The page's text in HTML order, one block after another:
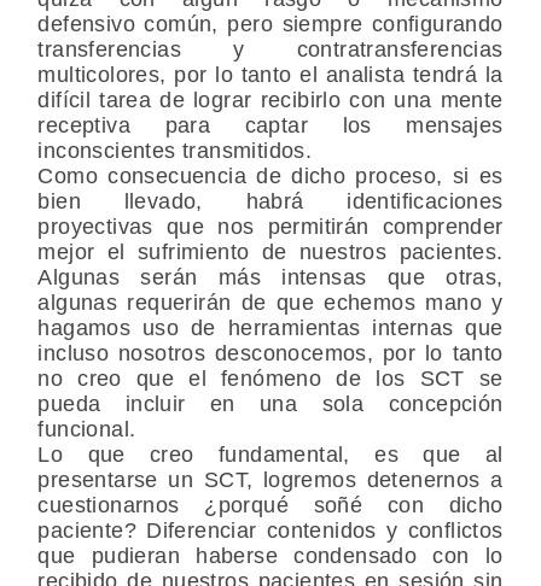
defensivo común, pero siempre configurando
transferencias y contratransferencias
multicolores, por lo tanto el analista tendrá la
difícil tarea de lograr recibirlo con una mente
receptiva para captar los mensajes
inconscientes transmitidos.
Como consecuencia de dicho proceso, si es
bien llevado, habrá identificaciones
proyectivas que nos permitirán comprender
mejor el sufrimiento de nuestros pacientes.
Algunas serán más intensas que otras,
algunas requerirán de que echemos mano y
hagamos uso de herramientas internas que
incluso nosotros desconocemos, por lo tanto
no creo que el fenómeno de los SCT se
pueda incluir en una sola concepción
funcional.
Lo que creo fundamental, es que al
presentarse un SCT, logremos detenernos a
cuestionarnos ¿porqué soñé con dicho
paciente? Diferenciar contenidos y conflictos
que pudieran haberse condensado con lo
recibido de nuestros pacientes en sesión sin